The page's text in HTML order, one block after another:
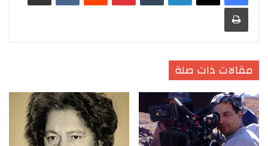
طباعة
مقالات ذات صلة